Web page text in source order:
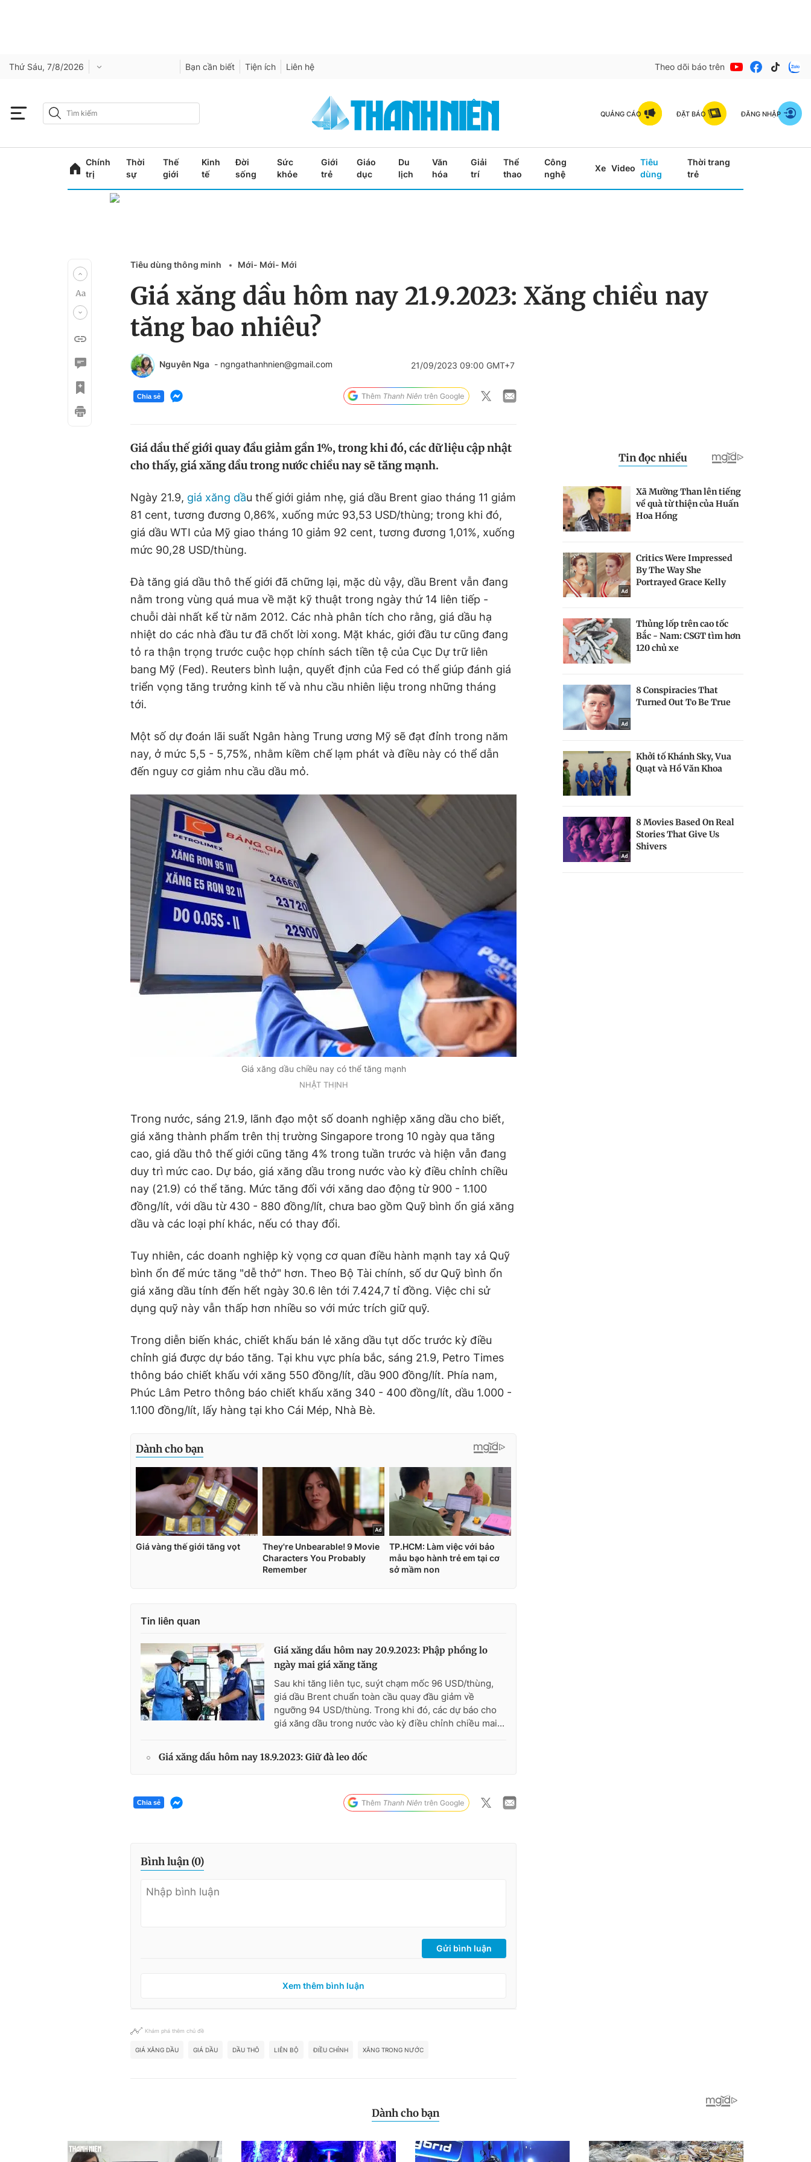
Thứ Sáu, 7/8/2026 Bạn cần biết Tiện ích Liên hệ Theo dõi báo trên
QUẢNG CÁO ĐẶT BÁO ĐĂNG NHẬP
Chính
trị
Thời
sự
Thế
giới
Kinh
tế
Đời
sống
Sức
khỏe
Giới
trẻ
Giáo
dục
Du
lịch
Văn
hóa
Giải
trí
Thể
thao
Công
nghệ
Xe Video
Tiêu
dùng
Thời trang
trẻ
Tiêu dùng thông minh Mới- Mới- Mới
Giá xăng dầu hôm nay 21.9.2023: Xăng chiều nay
tăng bao nhiêu?
Nguyên Nga - ngngathanhnien@gmail.com 21/09/2023 09:00 GMT+7
Chia sẻ
Giá dầu thế giới quay đầu giảm gần 1%, trong khi đó, các dữ liệu cập nhật
cho thấy, giá xăng dầu trong nước chiều nay sẽ tăng mạnh.
Ngày 21.9, giá xăng dầu thế giới giảm nhẹ, giá dầu Brent giao tháng 11 giảm
81 cent, tương đương 0,86%, xuống mức 93,53 USD/thùng; trong khi đó,
giá dầu WTI của Mỹ giao tháng 10 giảm 92 cent, tương đương 1,01%, xuống
mức 90,28 USD/thùng.
Đà tăng giá dầu thô thế giới đã chững lại, mặc dù vậy, dầu Brent vẫn đang
nằm trong vùng quá mua về mặt kỹ thuật trong ngày thứ 14 liên tiếp -
chuỗi dài nhất kể từ năm 2012. Các nhà phân tích cho rằng, giá dầu hạ
nhiệt do các nhà đầu tư đã chốt lời xong. Mặt khác, giới đầu tư cũng đang
tỏ ra thận trọng trước cuộc họp chính sách tiền tệ của Cục Dự trữ liên
bang Mỹ (Fed). Reuters bình luận, quyết định của Fed có thể giúp đánh giá
triển vọng tăng trưởng kinh tế và nhu cầu nhiên liệu trong những tháng
tới.
Một số dự đoán lãi suất Ngân hàng Trung ương Mỹ sẽ đạt đỉnh trong năm
nay, ở mức 5,5 - 5,75%, nhằm kiềm chế lạm phát và điều này có thể dẫn
đến nguy cơ giảm nhu cầu dầu mỏ.
Giá xăng dầu chiều nay có thể tăng mạnh
NHẬT THỊNH
Trong nước, sáng 21.9, lãnh đạo một số doanh nghiệp xăng dầu cho biết,
giá xăng thành phẩm trên thị trường Singapore trong 10 ngày qua tăng
cao, giá dầu thô thế giới cũng tăng 4% trong tuần trước và hiện vẫn đang
duy trì mức cao. Dự báo, giá xăng dầu trong nước vào kỳ điều chỉnh chiều
nay (21.9) có thể tăng. Mức tăng đối với xăng dao động từ 900 - 1.100
đồng/lít, với dầu từ 430 - 880 đồng/lít, chưa bao gồm Quỹ bình ổn giá xăng
dầu và các loại phí khác, nếu có thay đổi.
Tuy nhiên, các doanh nghiệp kỳ vọng cơ quan điều hành mạnh tay xả Quỹ
bình ổn để mức tăng "dễ thở" hơn. Theo Bộ Tài chính, số dư Quỹ bình ổn
giá xăng dầu tính đến hết ngày 30.6 lên tới 7.424,7 tỉ đồng. Việc chi sử
dụng quỹ này vẫn thấp hơn nhiều so với mức trích giữ quỹ.
Trong diễn biến khác, chiết khấu bán lẻ xăng dầu tụt dốc trước kỳ điều
chỉnh giá được dự báo tăng. Tại khu vực phía bắc, sáng 21.9, Petro Times
thông báo chiết khấu với xăng 550 đồng/lít, dầu 900 đồng/lít. Phía nam,
Phúc Lâm Petro thông báo chiết khấu xăng 340 - 400 đồng/lít, dầu 1.000 -
1.100 đồng/lít, lấy hàng tại kho Cái Mép, Nhà Bè.
Tin liên quan
Giá xăng dầu hôm nay 20.9.2023: Phập phồng lo
ngày mai giá xăng tăng
Sau khi tăng liên tục, suýt chạm mốc 96 USD/thùng,
giá dầu Brent chuẩn toàn cầu quay đầu giảm về
ngưỡng 94 USD/thùng. Trong khi đó, các dự báo cho
giá xăng dầu trong nước vào kỳ điều chỉnh chiều mai...
Giá xăng dầu hôm nay 18.9.2023: Giữ đà leo dốc
Chia sẻ
Bình luận (0)
Gửi bình luận
Xem thêm bình luận
Khám phá thêm chủ đề
GIÁ XĂNG DẦU GIÁ DẦU DẦU THÔ LIÊN BỘ ĐIỀU CHỈNH XĂNG TRONG NƯỚC